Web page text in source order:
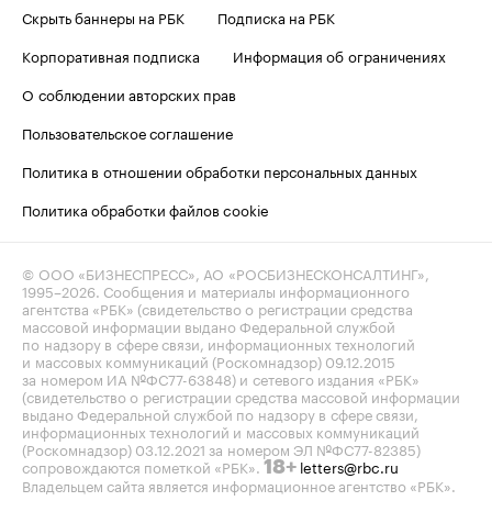
Скрыть баннеры на РБК
Подписка на РБК
Корпоративная подписка
Информация об ограничениях
О соблюдении авторских прав
Пользовательское соглашение
Политика в отношении обработки персональных данных
Политика обработки файлов cookie
© ООО «БИЗНЕСПРЕСС», АО «РОСБИЗНЕСКОНСАЛТИНГ»,
1995–2026. Сообщения и материалы информационного
агентства «РБК» (свидетельство о регистрации средства
массовой информации выдано Федеральной службой
по надзору в сфере связи, информационных технологий
и массовых коммуникаций (Роскомнадзор) 09.12.2015
за номером ИА №ФС77-63848) и сетевого издания «РБК»
(свидетельство о регистрации средства массовой информации
выдано Федеральной службой по надзору в сфере связи,
информационных технологий и массовых коммуникаций
(Роскомнадзор) 03.12.2021 за номером ЭЛ №ФС77-82385)
сопровождаются пометкой «РБК». 18+ letters@rbc.ru
Владельцем сайта является информационное агентство «РБК».